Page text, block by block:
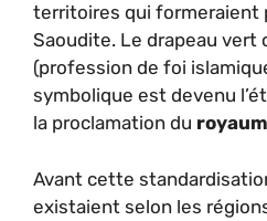
territoires qui formeraient
Saoudite. Le drapeau vert
(profession de foi
symbolique est devenu
la proclamation du
Avant cette
existaient selon les